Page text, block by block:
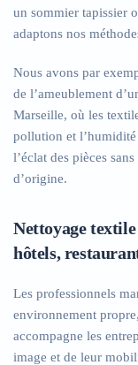
un sommier tapissier
adaptons nos
Nous avons par
de l’ameublement
Marseille, où les
pollution et l’humidité
l’éclat des pièces
d’origine.
Nettoyage
hôtels,
Les professionnels
environnement
accompagne les
image et de leur